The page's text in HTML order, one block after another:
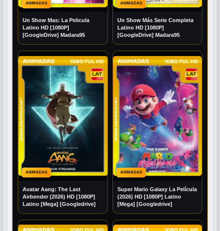
ANIMADAS
Un Show Mas: La Pelicula
Latino HD [1080P]
[GoogleDrive] Madara95
ANIMADAS
Un Show Más Serie Completa
Latino HD [1080P]
[GoogleDrive] Madara95
ANIMADAS
Avatar Aang: The Last
Airbender (2026) HD [1080P]
Latino [Mega] [Googledrive]
ANIMADAS
Super Mario Galaxy La Película
(2026) HD [1080P] Latino
[Mega] [Googledrive]